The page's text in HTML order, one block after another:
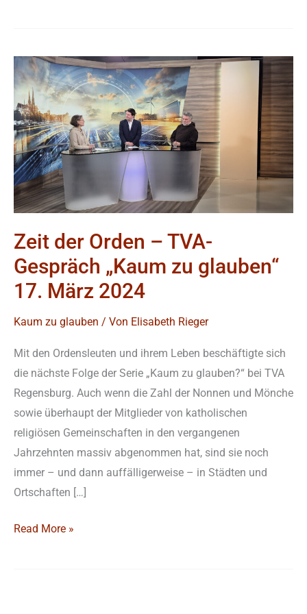
Zeit der Orden – TVA-
Gespräch „Kaum zu glauben“
17. März 2024
Kaum zu glauben / Von Elisabeth Rieger
Mit den Ordensleuten und ihrem Leben beschäftigte sich
die nächste Folge der Serie „Kaum zu glauben?“ bei TVA
Regensburg. Auch wenn die Zahl der Nonnen und Mönche
sowie überhaupt der Mitglieder von katholischen
religiösen Gemeinschaften in den vergangenen
Jahrzehnten massiv abgenommen hat, sind sie noch
immer – und dann auffälligerweise – in Städten und
Ortschaften […]
Zeit
der
Orden
–
TVA-
Gespräch
„Kaum
zu
17.
März
2024
Read More »